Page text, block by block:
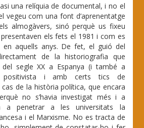
una relíquia de documental, i no el
vegeu com una font d’aprenentatge
almogàvers, sinó perquè us fixeu
els fets el 1981 i com es
en aquells anys. De fet, el guió del
de la historiografia que
segle XX a Espanya (i també a
positivista i amb certs tics de
de la història política, que encara
no s’havia investigat més i a
a penetrar a les universitats la
i el Marxisme. No es tracta de